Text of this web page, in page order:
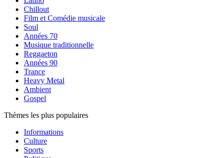
Chillout
Film et Comédie musicale
Soul
Années 70
Musique traditionnelle
Reggaeton
Années 90
Trance
Heavy Metal
Ambient
Gospel
Thèmes les plus populaires
Informations
Culture
Sports